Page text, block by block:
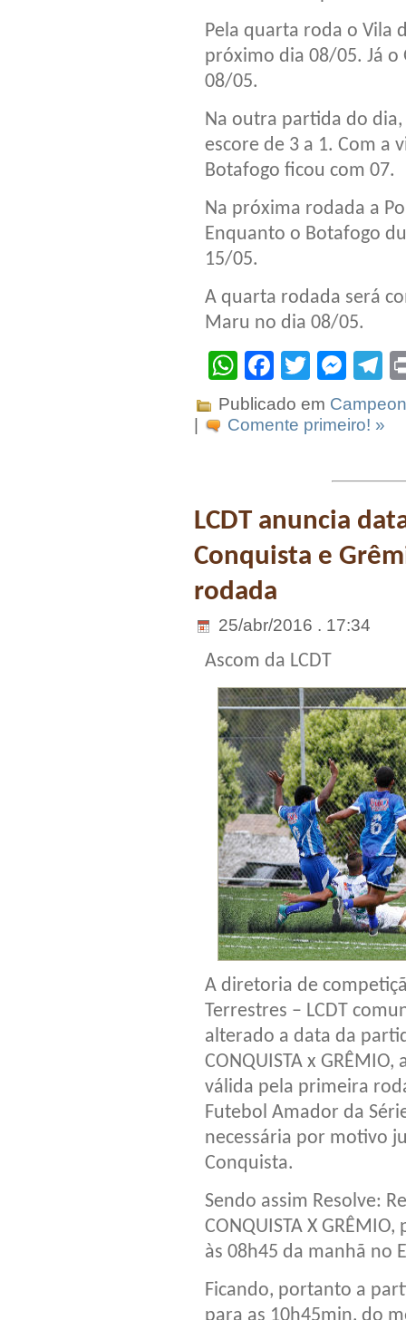
Pela quarta roda o Vila
próximo dia 08/05. Já o
08/05.
Na outra partida do
escore de 3 a 1. Com a
Botafogo ficou com 07.
Na próxima rodada a
Enquanto o Botafogo
15/05.
A quarta rodada será
Maru no dia 08/05.
WhatsApp
Facebook
Twitter
Publicado em
|
Comente primeiro! »
LCDT anuncia
Conquista e
rodada
25/abr/2016 . 17:34
Ascom da LCDT
A diretoria de
Terrestres – LCDT
alterado a data da
CONQUISTA x
válida pela primeira
Futebol Amador da
necessária por motivo
Conquista.
Sendo assim Resolve:
CONQUISTA X
às 08h45 da manhã no
Ficando, portanto a